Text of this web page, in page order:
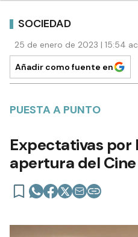
SOCIEDAD
25 de enero de 2023 | 15:54
Añadir como fuente en
PUESTA A PUNTO
Expectativas por
apertura del